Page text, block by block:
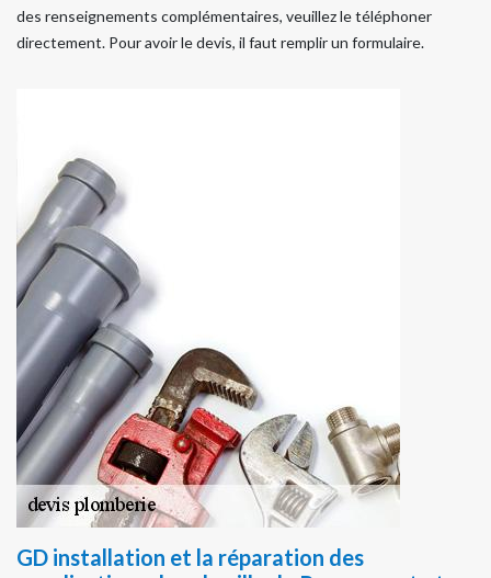
des renseignements complémentaires, veuillez le téléphoner
directement. Pour avoir le devis, il faut remplir un formulaire.
GD installation et la réparation des